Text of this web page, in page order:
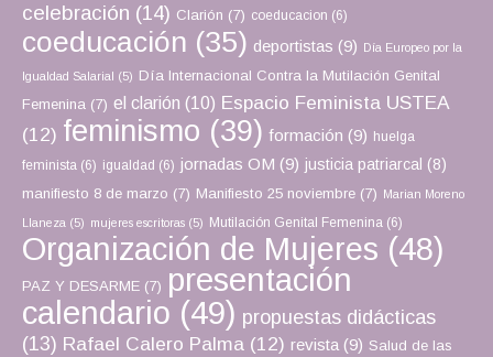
celebración (14) Clarión (7) coeducacion (6)
coeducación (35) deportistas (9) Día Europeo por la
Igualdad Salarial (5) Día Internacional Contra la Mutilación Genital
Femenina (7) el clarión (10) Espacio Feminista USTEA
(12) feminismo (39) formación (9) huelga
feminista (6) igualdad (6) jornadas OM (9) justicia patriarcal (8)
manifiesto 8 de marzo (7) Manifiesto 25 noviembre (7) Marian Moreno
Llaneza (5) mujeres escritoras (5) Mutilación Genital Femenina (6)
Organización de Mujeres (48)
PAZ Y DESARME (7) presentación
calendario (49) propuestas didácticas
(13) Rafael Calero Palma (12) revista (9) Salud de las